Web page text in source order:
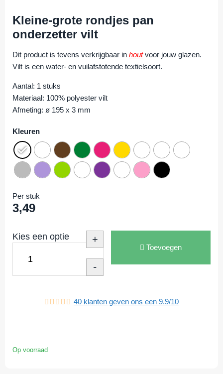
Kleine-grote rondjes pan
onderzetter vilt
Dit product is tevens verkrijgbaar in hout voor jouw glazen.
Vilt is een water- en vuilafstotende textielsoort.
Aantal: 1 stuks
Materiaal: 100% polyester vilt
Afmeting: ø 195 x 3 mm
Kleuren
Per stuk
3,49
Kies een optie +
-
Toevoegen
40 klanten geven ons een 9.9/10
Op voorraad